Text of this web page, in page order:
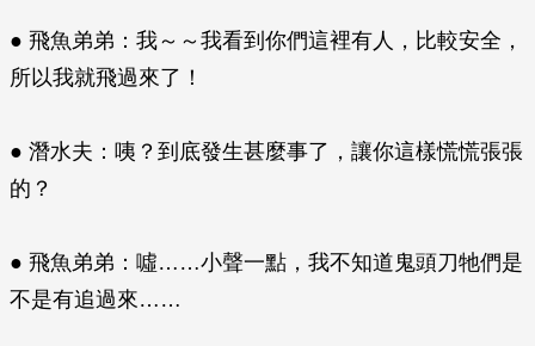
● 飛魚弟弟：我～～我看到你們這裡有人，比較安全，
所以我就飛過來了！
● 潛水夫：咦？到底發生甚麼事了，讓你這樣慌慌張張
的？
● 飛魚弟弟：噓……小聲一點，我不知道鬼頭刀牠們是
不是有追過來……